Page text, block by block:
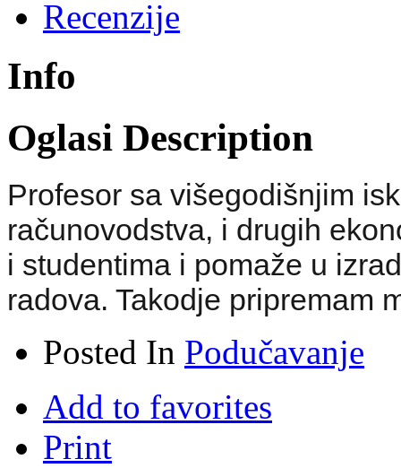
Recenzije
Info
Oglasi Description
Profesor sa višegodišnjim
računovodstva, i drugih
i studentima i pomaže u
radova. Takodje pripremam
Posted In Podučavanje
Add to favorites
Print